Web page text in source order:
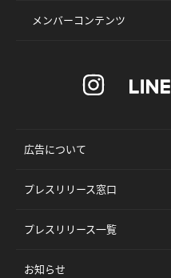
メンバーコンテンツ
広告について
プレスリリース窓口
プレスリリース一覧
お知らせ